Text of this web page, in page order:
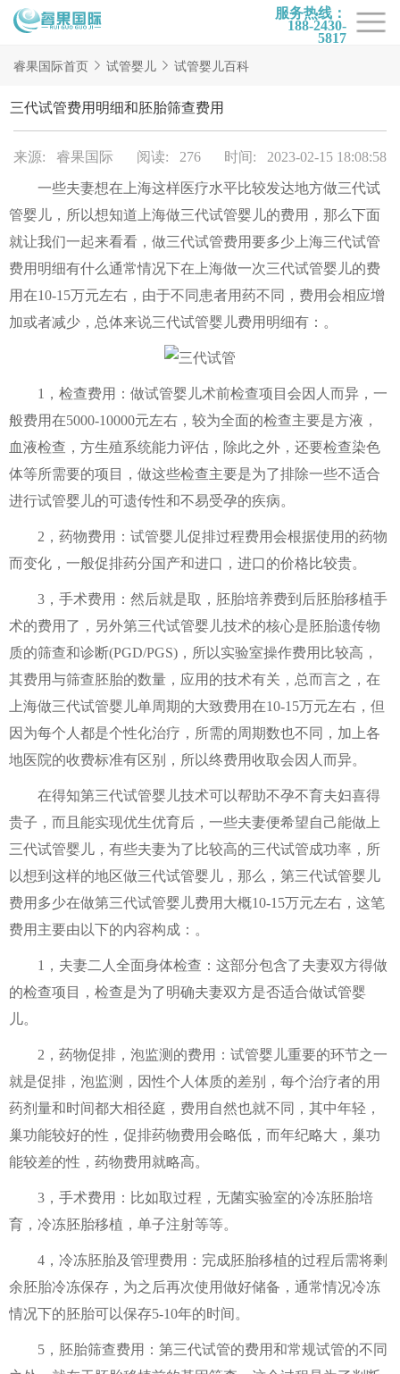
服务热线：
188-2430-
5817
首页
试管项目
试管百科
试管医院
睿果国际
睿果国际首页 试管婴儿 试管婴儿百科
三代试管费用明细和胚胎筛查费用
来源: 睿果国际 阅读: 276 时间: 2023-02-15 18:08:58
一些夫妻想在上海这样医疗水平比较发达地方做三代试
管婴儿，所以想知道上海做三代试管婴儿的费用，那么下面
就让我们一起来看看，做三代试管费用要多少上海三代试管
费用明细有什么通常情况下在上海做一次三代试管婴儿的费
用在10-15万元左右，由于不同患者用药不同，费用会相应增
加或者减少，总体来说三代试管婴儿费用明细有：。
1，检查费用：做试管婴儿术前检查项目会因人而异，一
般费用在5000-10000元左右，较为全面的检查主要是方液，
血液检查，方生殖系统能力评估，除此之外，还要检查染色
体等所需要的项目，做这些检查主要是为了排除一些不适合
进行试管婴儿的可遗传性和不易受孕的疾病。
2，药物费用：试管婴儿促排过程费用会根据使用的药物
而变化，一般促排药分国产和进口，进口的价格比较贵。
3，手术费用：然后就是取，胚胎培养费到后胚胎移植手
术的费用了，另外第三代试管婴儿技术的核心是胚胎遗传物
质的筛查和诊断(PGD/PGS)，所以实验室操作费用比较高，
其费用与筛查胚胎的数量，应用的技术有关，总而言之，在
上海做三代试管婴儿单周期的大致费用在10-15万元左右，但
因为每个人都是个性化治疗，所需的周期数也不同，加上各
地医院的收费标准有区别，所以终费用收取会因人而异。
在得知第三代试管婴儿技术可以帮助不孕不育夫妇喜得
贵子，而且能实现优生优育后，一些夫妻便希望自己能做上
三代试管婴儿，有些夫妻为了比较高的三代试管成功率，所
以想到这样的地区做三代试管婴儿，那么，第三代试管婴儿
费用多少在做第三代试管婴儿费用大概10-15万元左右，这笔
费用主要由以下的内容构成：。
1，夫妻二人全面身体检查：这部分包含了夫妻双方得做
的检查项目，检查是为了明确夫妻双方是否适合做试管婴
儿。
2，药物促排，泡监测的费用：试管婴儿重要的环节之一
就是促排，泡监测，因性个人体质的差别，每个治疗者的用
药剂量和时间都大相径庭，费用自然也就不同，其中年轻，
巢功能较好的性，促排药物费用会略低，而年纪略大，巢功
能较差的性，药物费用就略高。
3，手术费用：比如取过程，无菌实验室的冷冻胚胎培
育，冷冻胚胎移植，单子注射等等。
4，冷冻胚胎及管理费用：完成胚胎移植的过程后需将剩
余胚胎冷冻保存，为之后再次使用做好储备，通常情况冷冻
情况下的胚胎可以保存5-10年的时间。
5，胚胎筛查费用：第三代试管的费用和常规试管的不同